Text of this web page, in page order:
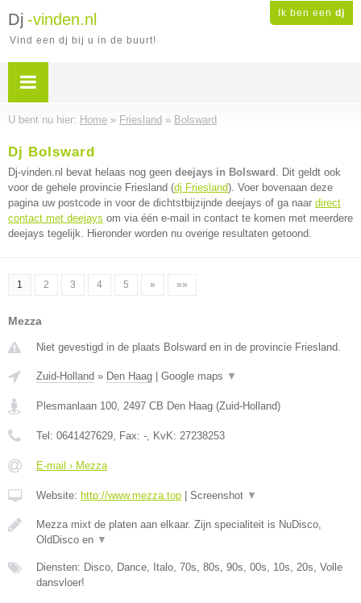
Ik ben een dj
Dj -vinden.nl
Vind een dj bij u in de buurt!
U bent nu hier: Home » Friesland » Bolsward
Dj Bolsward
Dj-vinden.nl bevat helaas nog geen deejays in Bolsward . Dit geldt ook
voor de gehele provincie Friesland (dj Friesland). Voer bovenaan deze
pagina uw postcode in voor de dichtstbijzijnde deejays of ga naar direct
contact met deejays om via één e-mail in contact te komen met meerdere
deejays tegelijk. Hieronder worden nu overige resultaten getoond.
1 2 3 4 5 » »»
Mezza
Niet gevestigd in de plaats Bolsward en in de provincie Friesland.
Zuid-Holland » Den Haag Google maps ▼
Plesmanlaan 100, 2497 CB Den Haag (Zuid-Holland)
Tel: 0641427629, Fax: -, KvK: 27238253
E-mail › Mezza
Website: http://www.mezza.top Screenshot ▼
Mezza mixt de platen aan elkaar. Zijn specialiteit is NuDisco,
OldDisco en ▼
Diensten: Disco, Dance, Italo, 70s, 80s, 90s, 00s, 10s, 20s, Volle
dansvloer!